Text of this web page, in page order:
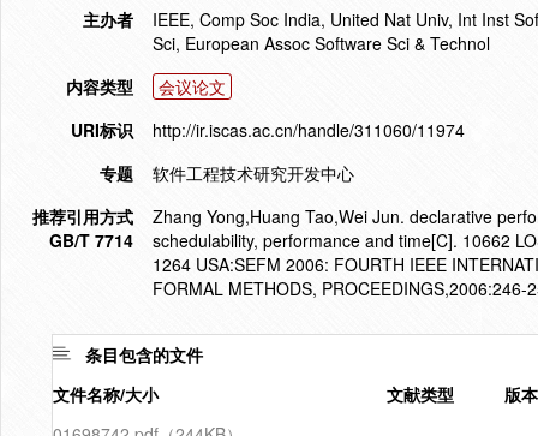
主办者
IEEE, Comp Soc India, United Nat Univ, Int Inst
Sci, European Assoc Software Sci & Technol
内容类型
会议论文
URI标识
http://ir.iscas.ac.cn/handle/311060/11974
专题
软件工程技术研究开发中心
推荐引用方式
GB/T 7714
Zhang Yong,Huang Tao,Wei Jun. declarative
schedulability, performance and time[C]. 10662
1264 USA:SEFM 2006: FOURTH IEEE
FORMAL METHODS, PROCEEDINGS,2006:246-
条目包含的文件
文件名称/大小
文献类型
版